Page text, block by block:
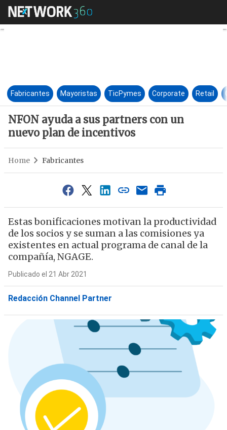
NFON ayuda a sus partners
Fabricantes Mayoristas TicPymes Corporate Retail
NFON ayuda a sus partners con un
nuevo plan de incentivos
Home Fabricantes
Estas bonificaciones motivan la productividad
de los socios y se suman a las comisiones ya
existentes en actual programa de canal de la
compañía, NGAGE.
Publicado el 21 Abr 2021
Redacción Channel Partner